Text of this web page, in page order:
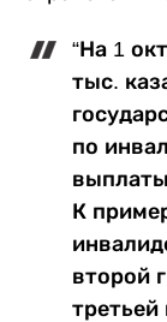
“На 1
тыс.
по
К
второй
третьей